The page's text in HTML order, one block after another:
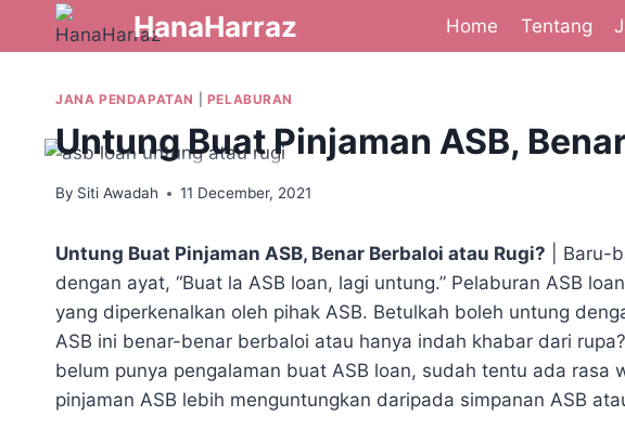
HanaHarraz Home Tentang
JANA PENDAPATAN PELABURAN
Untung Buat Pinjaman ASB,
By Siti Awadah 11 December, 2021
Untung Buat Pinjaman ASB, Benar Berbaloi atau Rugi? | Baru-
dengan ayat, “Buat la ASB loan, lagi untung.” Pelaburan ASB
yang diperkenalkan oleh pihak ASB. Betulkah boleh untung
ASB ini benar-benar berbaloi atau hanya indah khabar dari
belum punya pengalaman buat ASB loan, sudah tentu ada rasa
pinjaman ASB lebih menguntungkan daripada simpanan ASB